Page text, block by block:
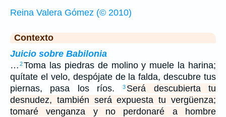
Reina Valera Gómez (© 2010)
Contexto
Juicio sobre Babilonia
… 2Toma las piedras de molino y muele la harina;
quítate el velo, despójate de la falda, descubre tus
piernas, pasa los ríos.
3 Será descubierta tu
desnudez, también será expuesta tu vergüenza;
tomaré venganza y no perdonaré a hombre